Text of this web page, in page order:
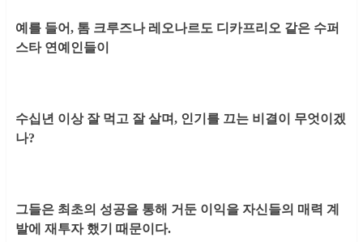
예를 들어, 톰 크루즈나 레오나르도 디카프리오 같은 수퍼
스타 연예인들이
수십년 이상 잘 먹고 잘 살며, 인기를 끄는 비결이 무엇이겠
나?
그들은 최초의 성공을 통해 거둔 이익을 자신들의 매력 계
발에 재투자 했기 때문이다.